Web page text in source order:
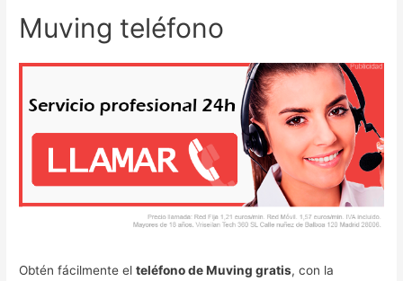
Muving teléfono
Obtén fácilmente elteléfono de Muving gratis, con la